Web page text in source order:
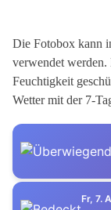
Die Fotobox kann
verwendet werden.
Feuchtigkeit
Wetter mit der 7-
Fr, 7.